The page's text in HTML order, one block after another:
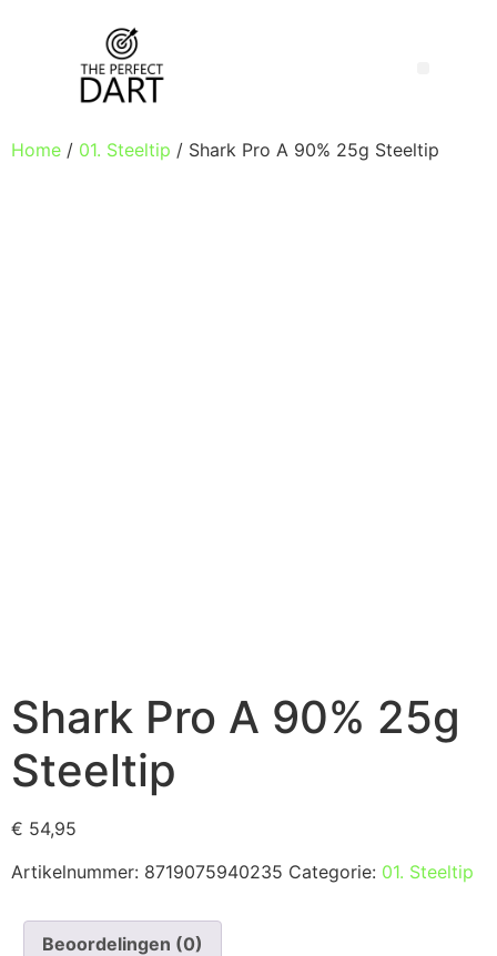
Home / 01. Steeltip / Shark Pro A 90% 25g Steeltip
Shark Pro A 90% 25g
Steeltip
€ 54,95
Artikelnummer: 8719075940235 Categorie: 01. Steeltip
Beoordelingen (0)